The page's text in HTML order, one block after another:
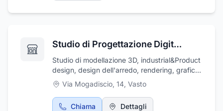
restauro d’arte. L’impresa dispone di ponteggi
cappotti per interno ed esterno e
cartongesso. Non esitate a contattarci,
l'intera ristrutturazione viene svolta chiavi in
mano.
Studio di Progettazione Digitale - Dott. Roberto Pavone
Studio di modellazione 3D, industrial&Product
design, design dell'arredo, rendering, grafica,
cataloghi e Brochure, E-commerce e Web
Design.
Via Mogadiscio, 14, Vasto
Chiama Dettagli